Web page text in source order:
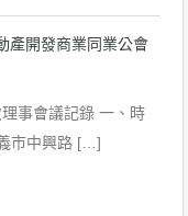
產開發商業同業公會
事會議記錄 一、時
市中興路 […]